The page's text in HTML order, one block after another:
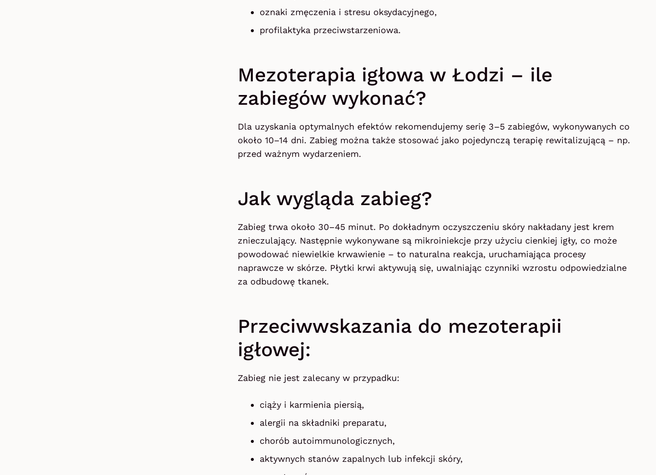
oznaki zmęczenia i stresu oksydacyjnego,
profilaktyka przeciwstarzeniowa.
Mezoterapia igłowa w Łodzi – ile
zabiegów wykonać?
Dla uzyskania optymalnych efektów rekomendujemy serię 3–5 zabiegów, wykonywanych co
około 10–14 dni. Zabieg można także stosować jako pojedynczą terapię rewitalizującą – np.
przed ważnym wydarzeniem.
Jak wygląda zabieg?
Zabieg trwa około 30–45 minut. Po dokładnym oczyszczeniu skóry nakładany jest krem
znieczulający. Następnie wykonywane są mikroiniekcje przy użyciu cienkiej igły, co może
powodować niewielkie krwawienie – to naturalna reakcja, uruchamiająca procesy
naprawcze w skórze. Płytki krwi aktywują się, uwalniając czynniki wzrostu odpowiedzialne
za odbudowę tkanek.
Przeciwwskazania do mezoterapii
igłowej:
Zabieg nie jest zalecany w przypadku:
ciąży i karmienia piersią,
alergii na składniki preparatu,
chorób autoimmunologicznych,
aktywnych stanów zapalnych lub infekcji skóry,